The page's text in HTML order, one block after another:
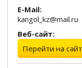
E-Mail:
kangol_kz@mail.ru
Веб-сайт:
Перейти на сайт